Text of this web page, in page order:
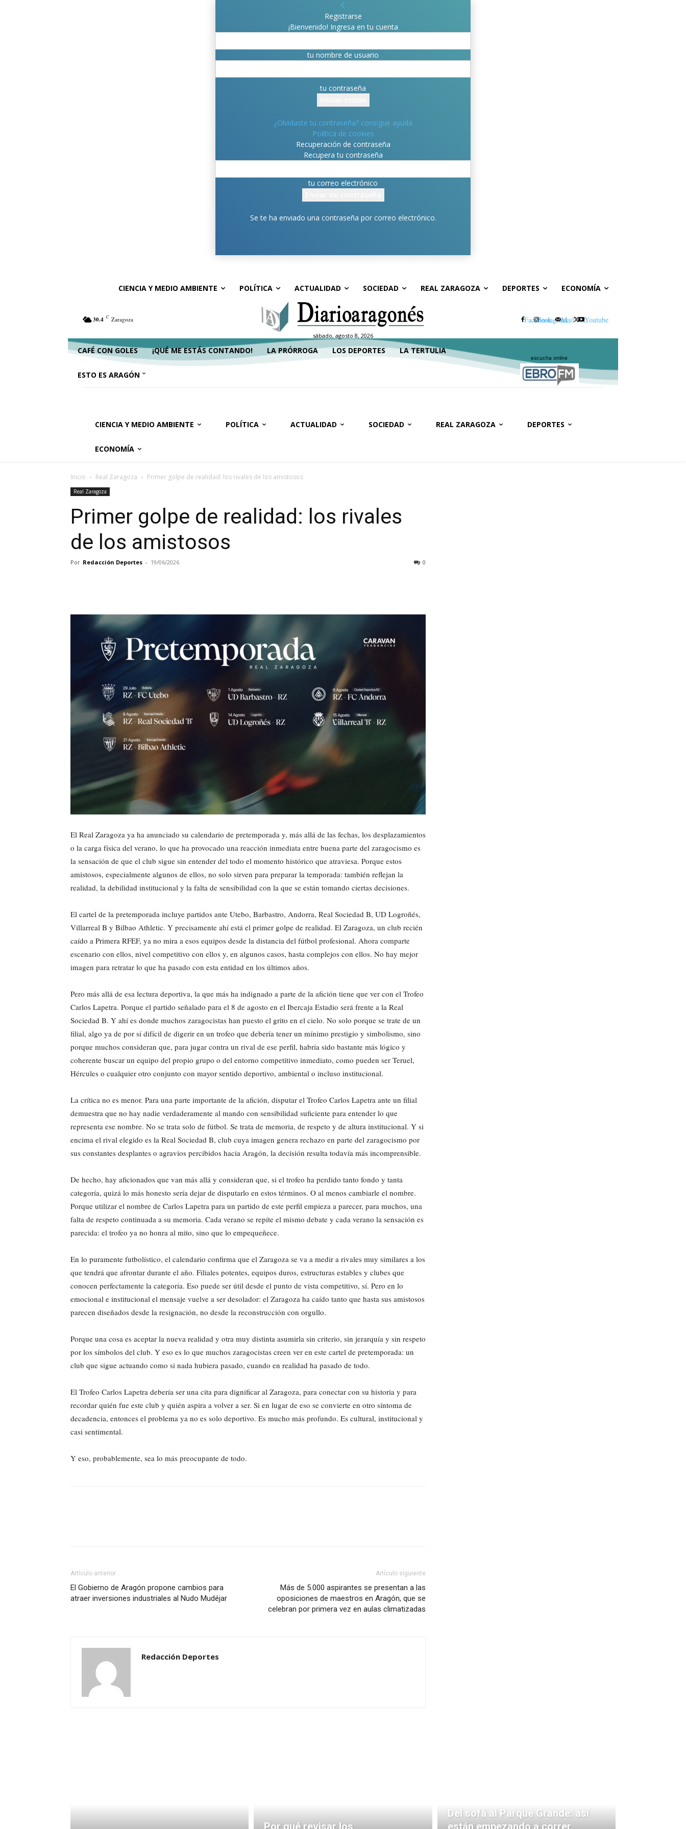
Registrarse
¡Bienvenido! Ingresa en tu cuenta
tu nombre de usuario
tu contraseña
¿Olvidaste tu contraseña? consigue ayuda
Política de cookies
Recuperación de contraseña
Recupera tu contraseña
tu correo electrónico
Se te ha enviado una contraseña por correo electrónico.
CIENCIA Y MEDIO AMBIENTE POLÍTICA ACTUALIDAD SOCIEDAD REAL ZARAGOZA DEPORTES ECONOMÍA
30.4 C Zaragoza
sábado, agosto 8, 2026
FacebookInstagramMail XYoutube
CAFÉ CON GOLES ¡QUÉ ME ESTÁS CONTANDO! LA PRÓRROGA LOS DEPORTES LA TERTULIA
ESTO ES ARAGÓN
escucha online
CIENCIA Y MEDIO AMBIENTE POLÍTICA ACTUALIDAD SOCIEDAD REAL ZARAGOZA DEPORTES
ECONOMÍA
Inicio Real Zaragoza Primer golpe de realidad: los rivales de los amistosos
Real Zaragoza
Primer golpe de realidad: los rivales
de los amistosos
Por Redacción Deportes - 19/06/2026 0
El Real Zaragoza ya ha anunciado su calendario de pretemporada y, más allá de las fechas, los desplazamientos
o la carga física del verano, lo que ha provocado una reacción inmediata entre buena parte del zaragocismo es
la sensación de que el club sigue sin entender del todo el momento histórico que atraviesa. Porque estos
amistosos, especialmente algunos de ellos, no solo sirven para preparar la temporada: también reflejan la
realidad, la debilidad institucional y la falta de sensibilidad con la que se están tomando ciertas decisiones.
El cartel de la pretemporada incluye partidos ante Utebo, Barbastro, Andorra, Real Sociedad B, UD Logroñés,
Villarreal B y Bilbao Athletic. Y precisamente ahí está el primer golpe de realidad. El Zaragoza, un club recién
caído a Primera RFEF, ya no mira a esos equipos desde la distancia del fútbol profesional. Ahora comparte
escenario con ellos, nivel competitivo con ellos y, en algunos casos, hasta complejos con ellos. No hay mejor
imagen para retratar lo que ha pasado con esta entidad en los últimos años.
Pero más allá de esa lectura deportiva, la que más ha indignado a parte de la afición tiene que ver con el Trofeo
Carlos Lapetra. Porque el partido señalado para el 8 de agosto en el Ibercaja Estadio será frente a la Real
Sociedad B. Y ahí es donde muchos zaragocistas han puesto el grito en el cielo. No solo porque se trate de un
filial, algo ya de por sí difícil de digerir en un trofeo que debería tener un mínimo prestigio y simbolismo, sino
porque muchos consideran que, para jugar contra un rival de ese perfil, habría sido bastante más lógico y
coherente buscar un equipo del propio grupo o del entorno competitivo inmediato, como pueden ser Teruel,
Hércules o cualquier otro conjunto con mayor sentido deportivo, ambiental o incluso institucional.
La crítica no es menor. Para una parte importante de la afición, disputar el Trofeo Carlos Lapetra ante un filial
demuestra que no hay nadie verdaderamente al mando con sensibilidad suficiente para entender lo que
representa ese nombre. No se trata solo de fútbol. Se trata de memoria, de respeto y de altura institucional. Y si
encima el rival elegido es la Real Sociedad B, club cuya imagen genera rechazo en parte del zaragocismo por
sus constantes desplantes o agravios percibidos hacia Aragón, la decisión resulta todavía más incomprensible.
De hecho, hay aficionados que van más allá y consideran que, si el trofeo ha perdido tanto fondo y tanta
categoría, quizá lo más honesto sería dejar de disputarlo en estos términos. O al menos cambiarle el nombre.
Porque utilizar el nombre de Carlos Lapetra para un partido de este perfil empieza a parecer, para muchos, una
falta de respeto continuada a su memoria. Cada verano se repite el mismo debate y cada verano la sensación es
parecida: el trofeo ya no honra al mito, sino que lo empequeñece.
En lo puramente futbolístico, el calendario confirma que el Zaragoza se va a medir a rivales muy similares a los
que tendrá que afrontar durante el año. Filiales potentes, equipos duros, estructuras estables y clubes que
conocen perfectamente la categoría. Eso puede ser útil desde el punto de vista competitivo, sí. Pero en lo
emocional e institucional el mensaje vuelve a ser desolador: el Zaragoza ha caído tanto que hasta sus amistosos
parecen diseñados desde la resignación, no desde la reconstrucción con orgullo.
Porque una cosa es aceptar la nueva realidad y otra muy distinta asumirla sin criterio, sin jerarquía y sin respeto
por los símbolos del club. Y eso es lo que muchos zaragocistas creen ver en este cartel de pretemporada: un
club que sigue actuando como si nada hubiera pasado, cuando en realidad ha pasado de todo.
El Trofeo Carlos Lapetra debería ser una cita para dignificar al Zaragoza, para conectar con su historia y para
recordar quién fue este club y quién aspira a volver a ser. Si en lugar de eso se convierte en otro síntoma de
decadencia, entonces el problema ya no es solo deportivo. Es mucho más profundo. Es cultural, institucional y
casi sentimental.
Y eso, probablemente, sea lo más preocupante de todo.
Artículo anterior
El Gobierno de Aragón propone cambios para
atraer inversiones industriales al Nudo Mudéjar
Artículo siguiente
Más de 5.000 aspirantes se presentan a las
oposiciones de maestros en Aragón, que se
celebran por primera vez en aulas climatizadas
Redacción Deportes
Del sofá al Parque Grande: así